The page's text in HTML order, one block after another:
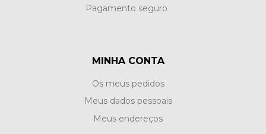
Pagamento seguro
MINHA CONTA
Os meus pedidos
Meus dados pessoais
Meus endereços